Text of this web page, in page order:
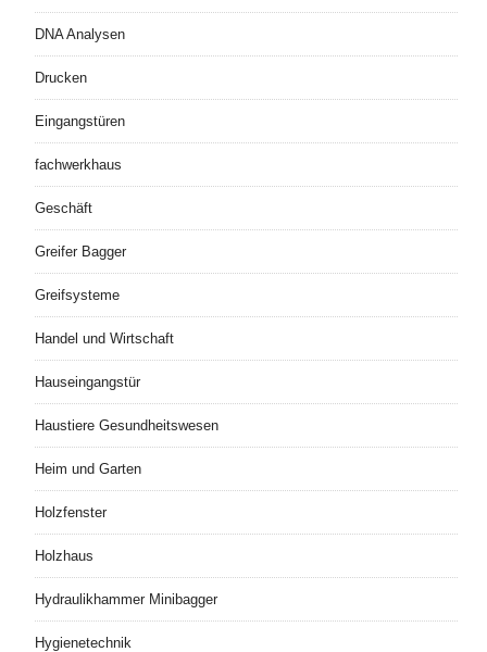
DNA Analysen
Drucken
Eingangstüren
fachwerkhaus
Geschäft
Greifer Bagger
Greifsysteme
Handel und Wirtschaft
Hauseingangstür
Haustiere Gesundheitswesen
Heim und Garten
Holzfenster
Holzhaus
Hydraulikhammer Minibagger
Hygienetechnik